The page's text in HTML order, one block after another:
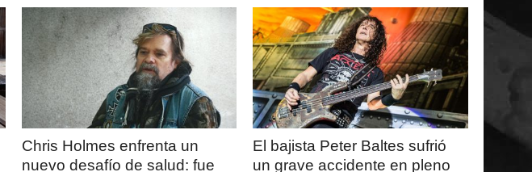
LEER
MAS
Chris Holmes enfrenta un
nuevo desafío de salud: fue
LEER
MAS
El bajista Peter Baltes sufrió
un grave accidente en pleno